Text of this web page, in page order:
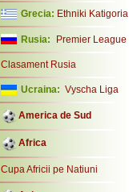
Grecia: Ethniki Katigoria
Rusia: Premier League
Clasament Rusia
Ucraina: Vyscha Liga
America de Sud
Africa
Cupa Africii pe Natiuni